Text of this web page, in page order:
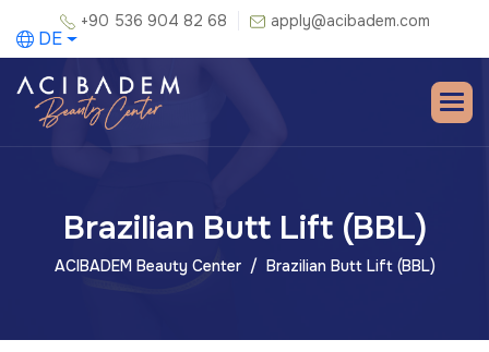
+90 536 904 82 68 apply@acibadem.com
DE
Brazilian Butt Lift (BBL)
ACIBADEM Beauty Center Brazilian Butt Lift (BBL)